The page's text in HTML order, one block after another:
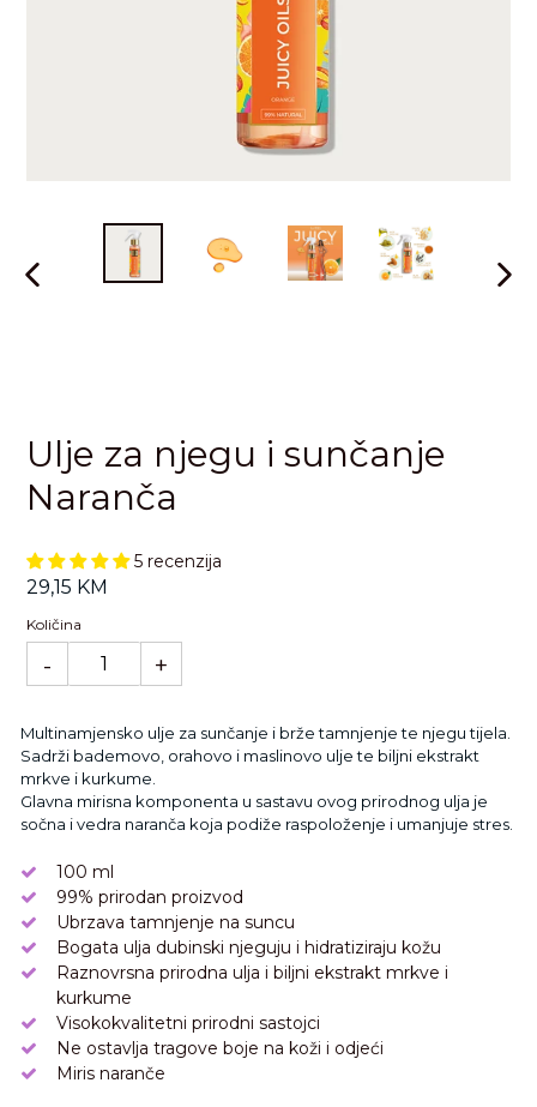
Ulje za njegu i sunčanje
Naranča
5 recenzija
Standardna
cijena
29,15 KM
Količina
- +
Multinamjensko ulje za sunčanje i brže tamnjenje te njegu tijela.
Sadrži bademovo, orahovo i maslinovo ulje te biljni ekstrakt
mrkve i kurkume.
Glavna mirisna komponenta u sastavu ovog prirodnog ulja je
sočna i vedra naranča koja podiže raspoloženje i umanjuje stres.
100 ml
99% prirodan proizvod
Ubrzava tamnjenje na suncu
Bogata ulja dubinski njeguju i hidratiziraju kožu
Raznovrsna prirodna ulja i biljni ekstrakt mrkve i
kurkume
Visokokvalitetni prirodni sastojci
Ne ostavlja tragove boje na koži i odjeći
Miris naranče